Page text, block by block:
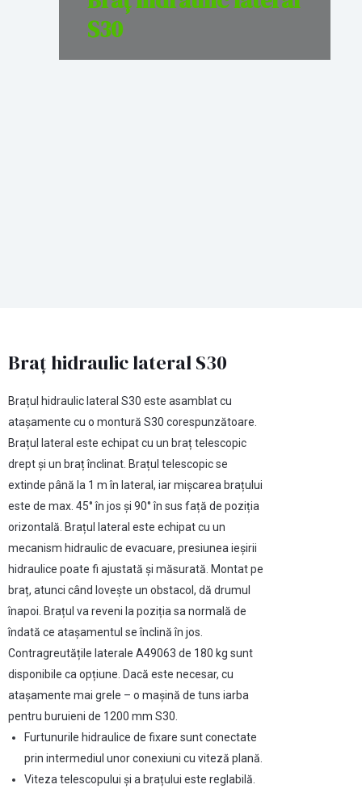
S30
Braț hidraulic lateral S30
Brațul hidraulic lateral S30 este asamblat cu
atașamente cu o montură S30 corespunzătoare.
Brațul lateral este echipat cu un braț telescopic
drept și un braț înclinat. Brațul telescopic se
extinde până la 1 m în lateral, iar mișcarea brațului
este de max. 45° în jos și 90° în sus față de poziția
orizontală. Brațul lateral este echipat cu un
mecanism hidraulic de evacuare, presiunea ieșirii
hidraulice poate fi ajustată și măsurată. Montat pe
braț, atunci când lovește un obstacol, dă drumul
înapoi. Brațul va reveni la poziția sa normală de
îndată ce atașamentul se înclină în jos.
Contragreutățile laterale A49063 de 180 kg sunt
disponibile ca opțiune. Dacă este necesar, cu
atașamente mai grele – o mașină de tuns iarba
pentru buruieni de 1200 mm S30.
Furtunurile hidraulice de fixare sunt conectate
prin intermediul unor conexiuni cu viteză plană.
Viteza telescopului și a brațului este reglabilă.